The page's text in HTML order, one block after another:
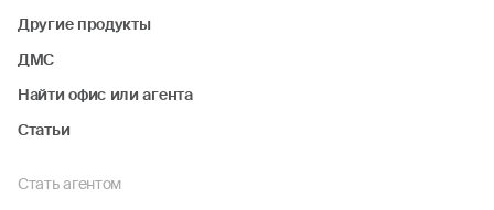
Другие продукты
ДМС
Найти офис или агента
Статьи
Стать агентом